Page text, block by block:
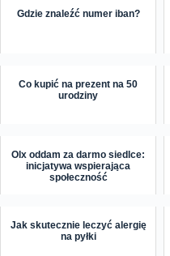
Gdzie znaleźć numer iban?
Co kupić na prezent na 50
urodziny
Olx oddam za darmo siedlce:
inicjatywa wspierająca
społeczność
Jak skutecznie leczyć alergię
na pyłki